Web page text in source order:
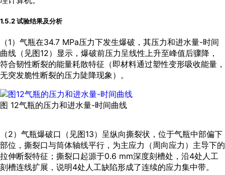
1.5.2 试验结果及分析
（1）气瓶在34.7 MPa压力下发生爆破，其压力和进水量-时间
曲线（见图12）显示，爆破前压力呈线性上升至峰值后骤降，
符合韧性断裂的能量耗散特征（即材料通过塑性变形吸收能量，
无突发脆性断裂的压力陡降现象）。
图 12气瓶的压力和进水量-时间曲线
（2）气瓶爆破口（见图13）呈纵向撕裂状，位于气瓶中部偏下
部位，撕裂口与筒体轴线平行，为主应力（周向应力）主导下的
拉伸断裂特征；撕裂口起源于0.6 mm深度刻槽处，沿4处人工
刻槽连线扩展，说明4处人工缺陷形成了连续的应力集中带。